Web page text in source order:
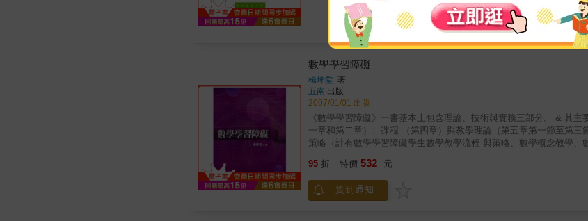
數學學習障礙
楊坤堂 著
五南 出版
2007/01/01 出版
《數學學習障礙》一書基本上包含理論、技術與實務三部分。 & 其主要內容在理論部分係探討數學學習障礙學生的定義、類型、特徵、成因（第
一章和第二章）、課程 （第四章）與教學理論（第五章第一節至第
策略（計有數學學習障礙學生數學教學流程 與策略、數學概念教學
數學學習障礙學生教學活動設計實例（第八章）以及數學學習障礙學
95 折 特價 532 元
貨到通知